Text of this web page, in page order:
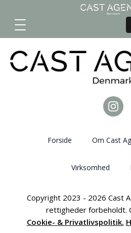
Forside Om Cast
Virksomhed
Copyright 2023 - 2026 Cast
rettigheder forbeholdt.
Cookie- & Privatlivspolitik.